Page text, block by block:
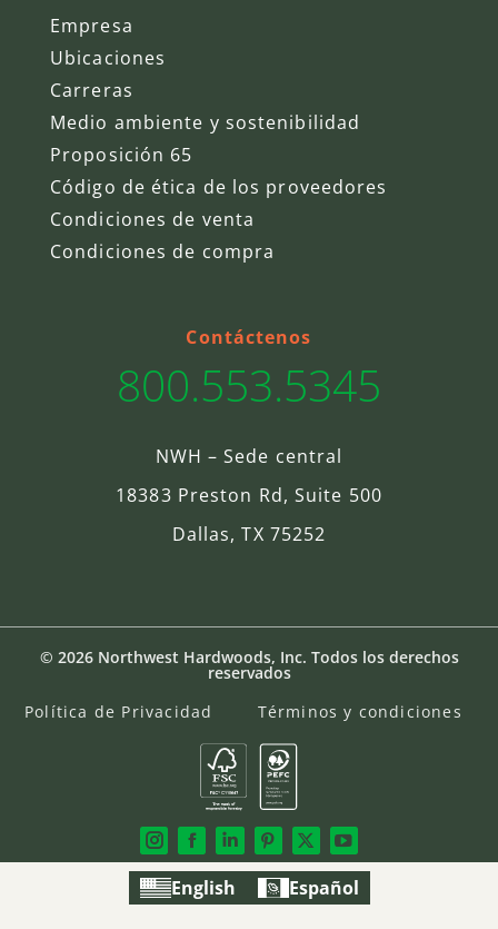
Empresa
Ubicaciones
Carreras
Medio ambiente y sostenibilidad
Proposición 65
Código de ética de los proveedores
Condiciones de venta
Condiciones de compra
Contáctenos
800.553.5345
NWH – Sede central
18383 Preston Rd, Suite 500
Dallas, TX 75252
© 2026 Northwest Hardwoods, Inc. Todos los derechos
reservados
Política de Privacidad
Términos y condiciones
English Español